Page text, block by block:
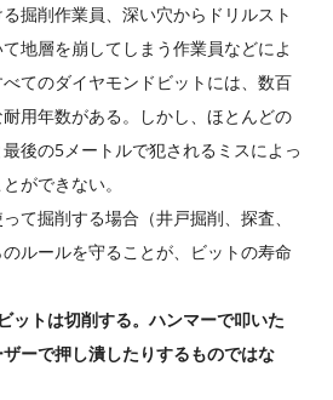
掘削作業員、深い穴からドリルスト
地層を崩してしまう作業員などによ
てのダイヤモンドビットには、数百
用年数がある。しかし、ほとんどの
後の5メートルで犯されるミスによっ
ができない。
て掘削する場合（井戸掘削、探査、
ルールを守ることが、ビットの寿命
ットは切削する。ハンマーで叩いた
ーで押し潰したりするものではな